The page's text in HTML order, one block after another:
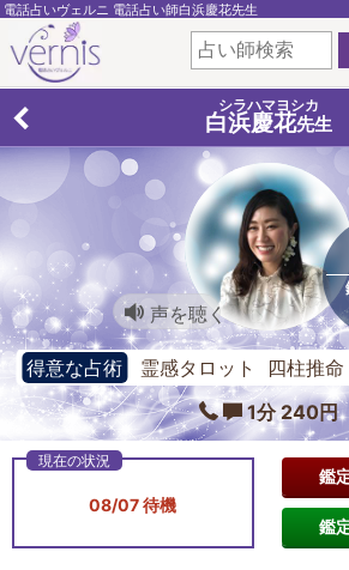
電話占いヴェルニ 電話占い師白浜慶花先生
シラハマヨシカ
白浜慶花先生
声を聴く
得意な占術
霊感タロット 四柱推
1分 240円
08/07 待機
鑑
鑑